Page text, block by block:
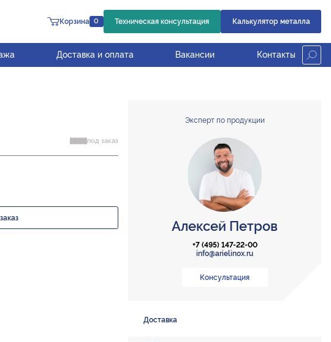
Корзина 0 Техническая консультация Калькулятор металла
Доставка и оплата Вакансии Контакты
под заказ
Эксперт по продукции
Алексей Петров
+7 (495) 147-22-00
info@arielinox.ru
Консультация
Доставка